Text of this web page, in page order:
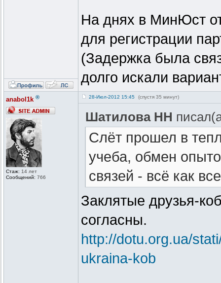
На днях в МинЮст
для регистрации
(Задержка была
долго искали
anabol1k ®
Стаж: 14 лет
Сообщений: 766
28-Июл-2012 15:45 (спустя 35 минут)
Шатилова НН
Слёт прошел в
учеба, обмен
связей - всё как
Заклятые друзья-
согласны.
http://dotu.org.ua/
ukraina-kob